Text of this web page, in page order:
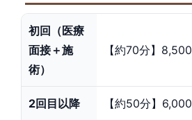
初回（医療
面接＋施
術）
【約70分】
2回目以降 【約50分】